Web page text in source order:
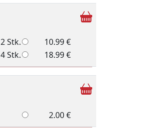
2 Stk.
10.99 €
4 Stk.
18.99 €
2.00 €